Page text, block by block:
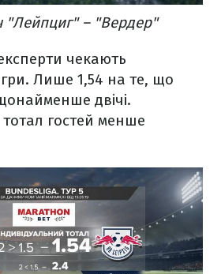
"Лейпциг" – "Вердер"
чекають
гри. Лише 1,54 на те, що
двічі.
гостей менше